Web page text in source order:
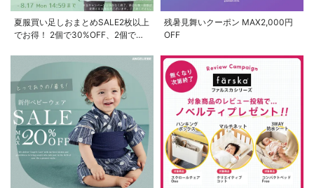
夏服買い足しおまとめSALE2枚以上
でお得！ 2個で30%OFF、2個で
残暑見舞いクーポン MAX2,000円
OFF